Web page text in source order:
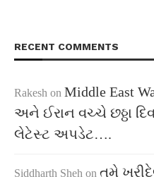
RECENT COMMENTS
Rakesh on Middle East
અને ઈરાન વચ્ચે છઠ્ઠા
લેટેસ્ટ અપડેટ….
Siddharth Sheh on તમે